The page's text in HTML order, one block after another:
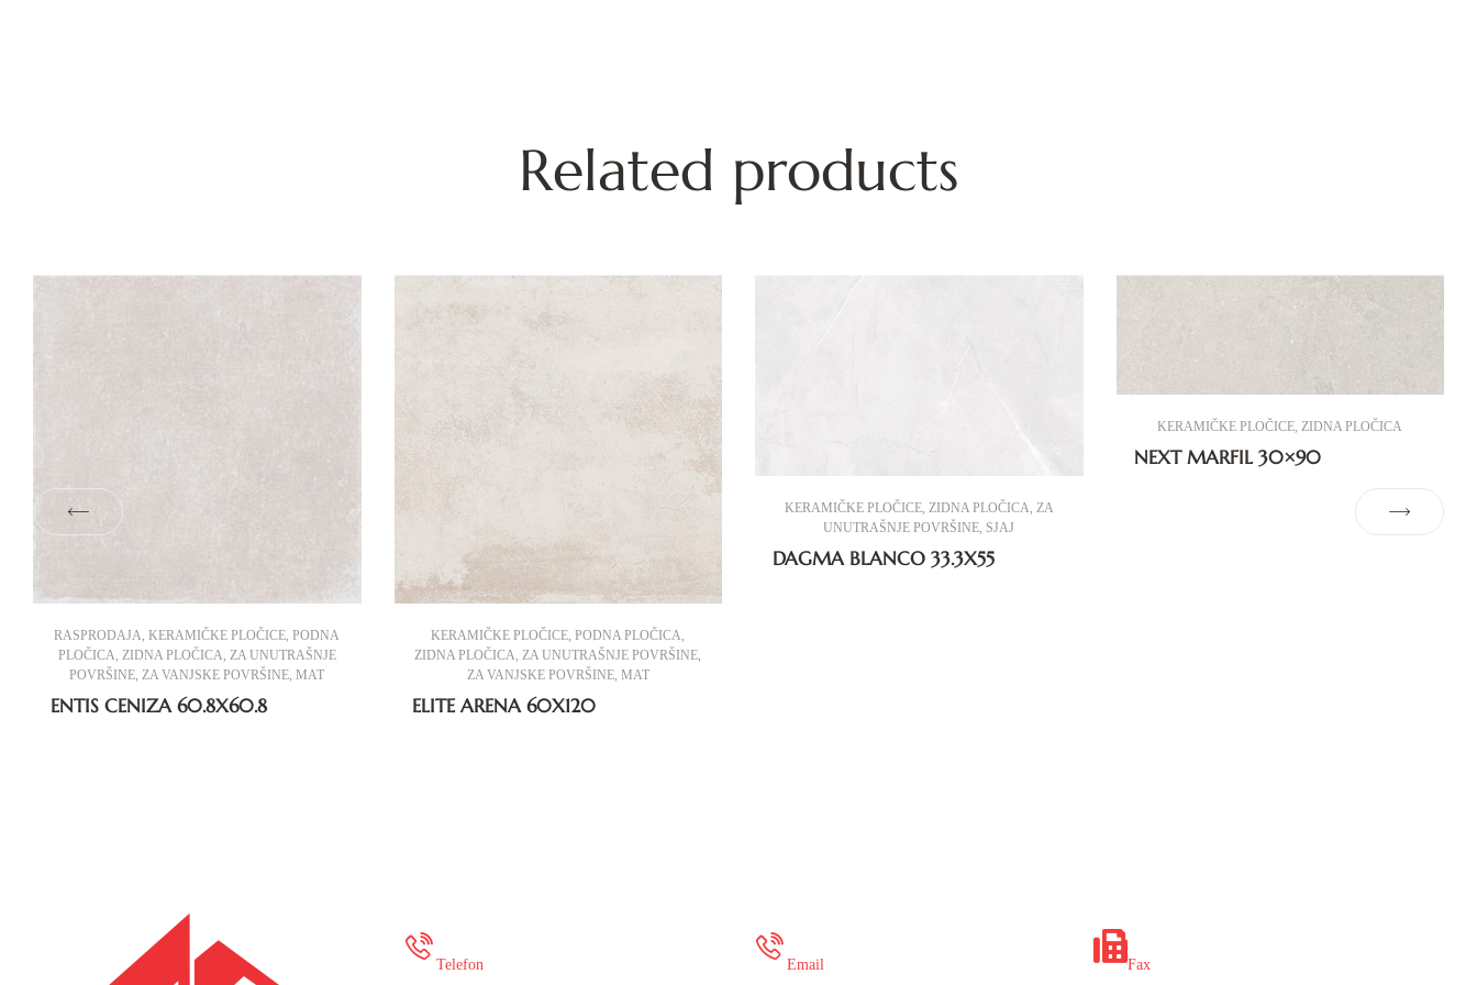
Related products
RASPRODAJA ,KERAMIČKE PLOČICE ,PODNA
PLOČICA ZIDNA PLOČICA ZA UNUTRAŠNJE
POVRŠINE ZA VANJSKE POVRŠINE ,MAT
ENTIS CENIZA 60.8X60.8
KERAMIČKE PLOČICE ,PODNA PLOČICA
ZIDNA PLOČICA ZA UNUTRAŠNJE POVRŠINE
ZA VANJSKE POVRŠINE, MAT
ELITE ARENA 60X120
KERAMIČKE PLOČICE, ZIDNA PLOČICA, ZA
UNUTRAŠNJE POVRŠINE, SJAJ
DAGMA BLANCO 33.3X55
KERAMIČKE PLOČICE ZIDNA PLOČICA
NEXT MARFIL 30×90
Telefon Email
+387 35 649 703
Fax